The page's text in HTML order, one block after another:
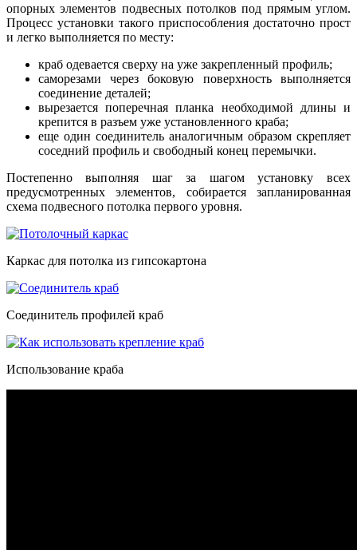
опорных элементов подвесных потолков под прямым углом.
Процесс установки такого приспособления достаточно прост
и легко выполняется по месту:
краб одевается сверху на уже закрепленный профиль;
саморезами через боковую поверхность выполняется
соединение деталей;
вырезается поперечная планка необходимой длины и
крепится в разъем уже установленного краба;
еще один соединитель аналогичным образом скрепляет
соседний профиль и свободный конец перемычки.
Постепенно выполняя шаг за шагом установку всех
предусмотренных элементов, собирается запланированная
схема подвесного потолка первого уровня.
Каркас для потолка из гипсокартона
Соединитель профилей краб
Использование краба